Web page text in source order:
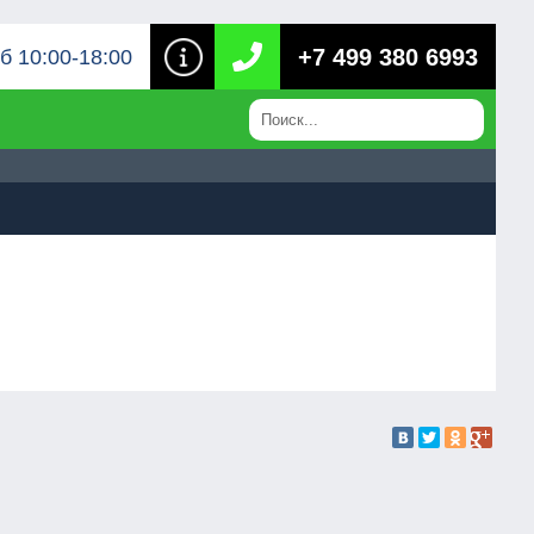
10:00-18:00 +7 499 380 6993